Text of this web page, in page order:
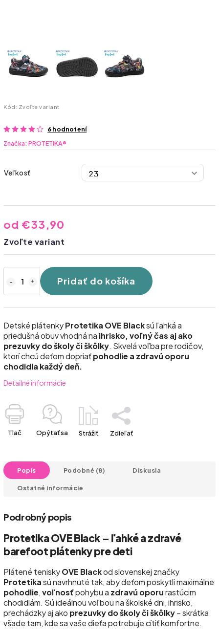
Kód: Zvoľte variant
6 hodnotení
Značka:PROTETIKA®
Veľkosť
od €33,90
Zvoľte variant
Pridať do košíka
Detské plátenkyProtetika OVE Blacksú ľahká a
priedušná obuv vhodná na ihrisko, voľný čas aj ako
prezuvky do školy či škôlky. Skvelá voľba pre rodičov,
ktorí chcú deťom dopriaťpohodlie a zdravú oporu
chodidla každý deň.
Detailné informácie
Tlač Opýtať sa Strážiť Zdieľať
Popis Podobné (8) Diskusia
Ostatné informácie
Podrobný popis
Protetika OVE Black – ľahké a zdravé
barefoot plátenky pre deti
Plátené teniskyOVE Blackod slovenskej značky
Protetikasú navrhnuté tak, aby deťom poskytli maximálne
pohodlie,voľnosťpohybu a zdravú oporurastúcim
chodidlám. Sú ideálnou voľbou na školské dni, ihrisko,
prechádzky aj ako prezuvky do školy či škôlky– skrátka
všade tam, kde sa vaše dieťa potrebuje cítiť komfortne.